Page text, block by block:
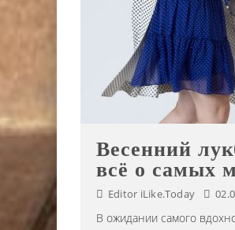
Весенний
всё о самых
Editor iLike.Today
В ожидании самого